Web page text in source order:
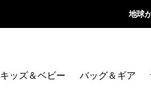
地球
キッズ＆ベビー バッグ＆ギア